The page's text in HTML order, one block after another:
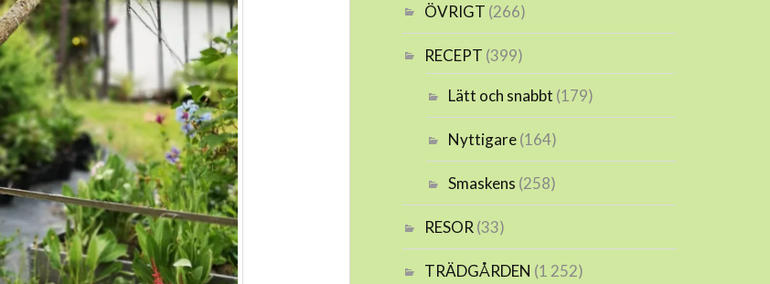
ÖVRIGT (266)
RECEPT (399)
Lätt och snabbt (179)
Nyttigare(164)
Smaskens (258)
RESOR (33)
TRÄDGÅRDEN (1 252)